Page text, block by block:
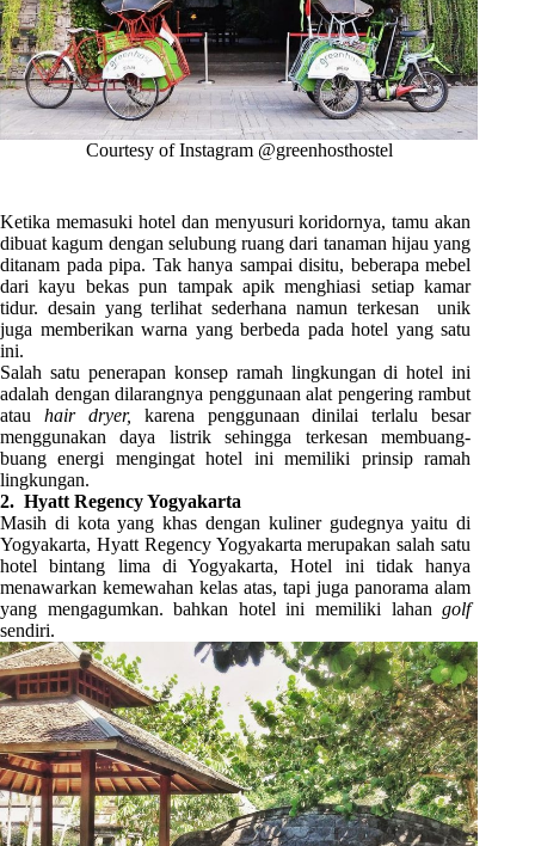
Courtesy of Instagram @greenhosthostel
Ketika memasuki hotel dan menyusuri koridornya, tamu akan
dibuat kagum dengan selubung ruang dari tanaman hijau yang
ditanam pada pipa. Tak hanya sampai disitu, beberapa mebel
dari kayu bekas pun tampak apik menghiasi setiap kamar
tidur. desain yang terlihat sederhana namun terkesan unik
juga memberikan warna yang berbeda pada hotel yang satu
ini.
Salah satu penerapan konsep ramah lingkungan di hotel ini
adalah dengan dilarangnya penggunaan alat pengering rambut
atau hair dryer, karena penggunaan dinilai terlalu besar
menggunakan daya listrik sehingga terkesan membuang-
buang energi mengingat hotel ini memiliki prinsip ramah
lingkungan.
2. Hyatt Regency Yogyakarta
Masih di kota yang khas dengan kuliner gudegnya yaitu di
Yogyakarta, Hyatt Regency Yogyakarta merupakan salah satu
hotel bintang lima di Yogyakarta, Hotel ini tidak hanya
menawarkan kemewahan kelas atas, tapi juga panorama alam
yang mengagumkan. bahkan hotel ini memiliki lahangolf
sendiri.